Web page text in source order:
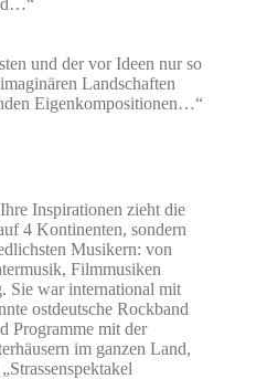
und der vor Ideen nur so
Landschaften
Eigenkompositionen…“
Inspirationen zieht die
4 Kontinenten, sondern
Musikern: von
Filmmusiken
Sie war international mit
ostdeutsche Rockband
Programme mit der
im ganzen Land,